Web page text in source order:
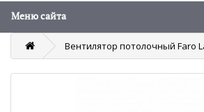
Меню сайта
Вентилятор потолочный Faro